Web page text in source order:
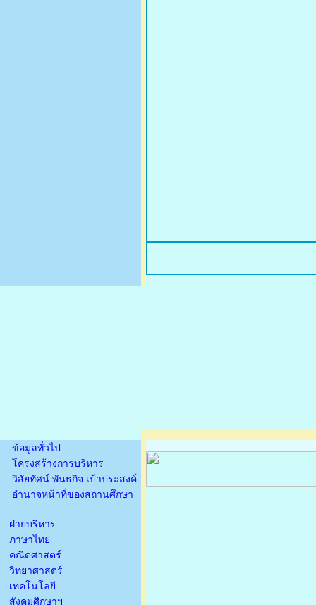
ข้อมูลทั่วไป
โครงสร้างการบริหาร
วิสัยทัศน์ พันธกิจ เป้าประสงค์
อำนาจหน้าที่ของสถานศึกษา
ฝ่ายบริหาร
ภาษาไทย
คณิตศาสตร์
วิทยาศาสตร์
เทคโนโลยี
สังคมศึกษาฯ